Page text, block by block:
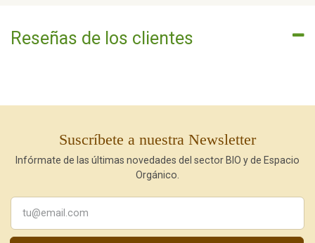
Reseñas de los clientes
Suscríbete a nuestra Newsletter
Infórmate de las últimas novedades del sector BIO y de Espacio
Orgánico.